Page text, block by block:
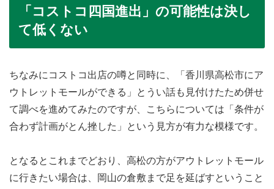
「コストコ四国進出」の可能性は決し
て低くない
ちなみにコストコ出店の噂と同時に、「香川県高松市にア
ウトレットモールができる」とうい話も見付けたため併せ
て調べを進めてみたのですが、こちらについては「条件が
合わず計画がとん挫した」という見方が有力な模様です。
となるとこれまでどおり、高松の方がアウトレットモール
に行きたい場合は、岡山の倉敷まで足を延ばすということ